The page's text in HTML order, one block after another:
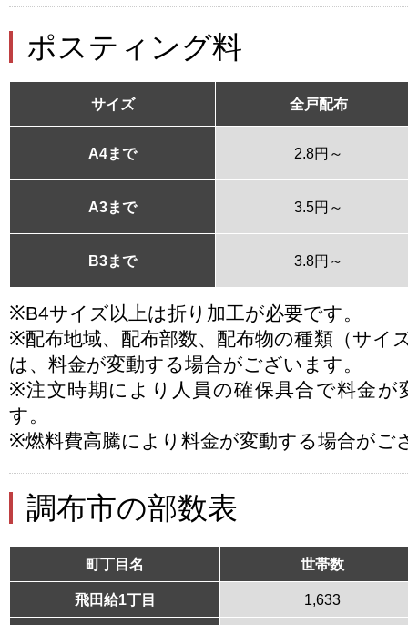
ポスティング料
サイズ 全戸配布
A4まで 2.8円～
A3まで 3.5円～
B3まで 3.8円～
※B4サイズ以上は折り加工が必要です。
※配布地域、配布部数、配布物の種類（サイ
は、料金が変動する場合がございます。
※注文時期により人員の確保具合で料金が
す。
※燃料費高騰により料金が変動する場合がご
調布市の部数表
町丁目名 世帯数
飛田給1丁目 1,633